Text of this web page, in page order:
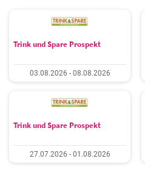
Trink und Spare Prospekt
03.08.2026 - 08.08.2026
Trink und Spare Prospekt
27.07.2026 - 01.08.2026